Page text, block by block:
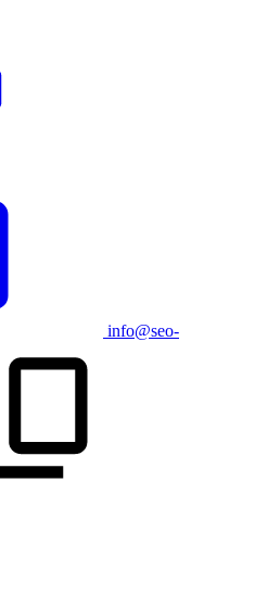
info@seo-